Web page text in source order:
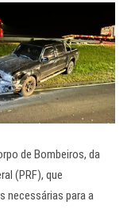
de Bombeiros, da
(PRF), que
necessárias para a